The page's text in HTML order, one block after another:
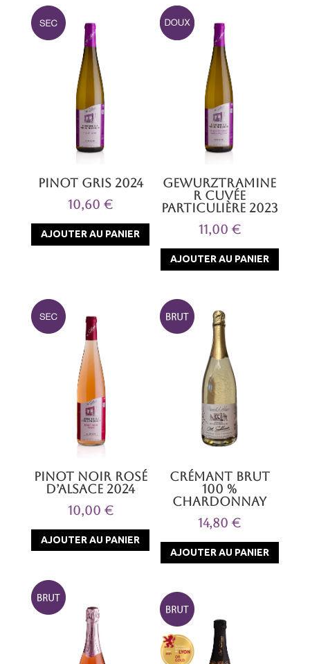
Pinot Gris 2024
10,60€
AJOUTER AU PANIER
Gewurztramine
r Cuvée
particulière 2023
11,00 €
AJOUTER AU PANIER
Pinot noir rosé
d’Alsace 2024
10,00 €
AJOUTER AU PANIER
Crémant Brut
100 %
Chardonnay
14,80€
AJOUTER AU PANIER